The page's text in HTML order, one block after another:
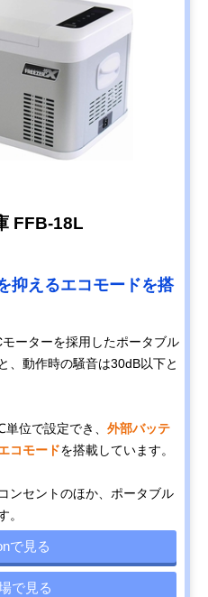
FFB-18L
抑えるエコモードを搭
ーターを採用したポータブル
、動作時の騒音は30dB以下と
位で設定でき、 外部バッテ
コモードを搭載しています。
ンセントのほか、ポータブル
。
で見る
で見る